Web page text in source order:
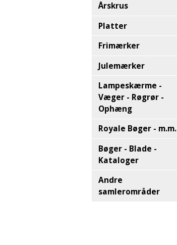
Årskrus
Platter
Frimærker
Julemærker
Lampeskærme -
Væger - Røgrør -
Ophæng
Royale Bøger - m.m.
Bøger - Blade -
Kataloger
Andre
samlerområder